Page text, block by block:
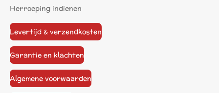
Herroeping indienen
Levertijd & verzendkosten
Garantie en klachten
Algemene voorwaarden